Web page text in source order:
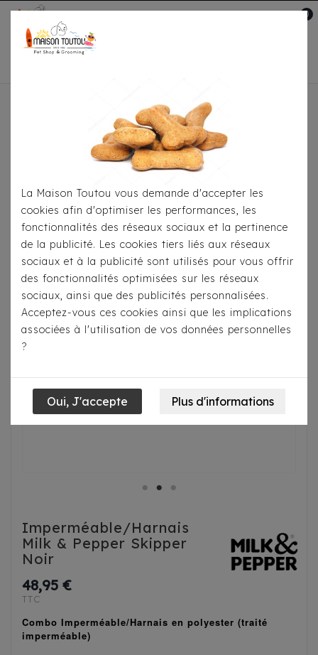
0
Accueil
Pour
Imperméables
Imperméable/Harnais
Milk & Pepper Skipper Noir
Imperméable/Harnais
Milk & Pepper Skipper
Noir
48,95 €
TTC
Combo Imperméable/Harnais en polyester (traité
imperméable)
La Maison Toutou vous demande d'accepter les
cookies afin d'optimiser les performances, les
fonctionnalités des réseaux sociaux et la pertinence
de la publicité. Les cookies tiers liés aux réseaux
sociaux et à la publicité sont utilisés pour vous offrir
des fonctionnalités optimisées sur les réseaux
sociaux, ainsi que des publicités personnalisées.
Acceptez-vous ces cookies ainsi que les implications
associées à l'utilisation de vos données personnelles
?